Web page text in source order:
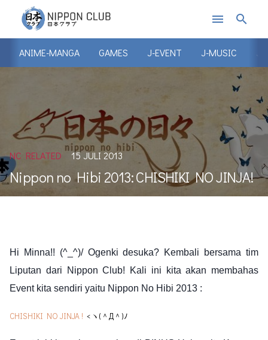
menu search
ANIME-MANGA GAMES J-EVENT J-MUSIC J-
NC RELATED 15 JULI 2013
Nippon no Hibi 2013: CHISHIKI NO JINJA!
Hi Minna!! (^_^)/ Ogenki desuka? Kembali bersama tim
Liputan dari Nippon Club!
Kali ini kita akan membahas
Event kita sendiri yaitu Nippon No Hibi 2013 :
CHISHIKI NO JINJA ! < ヽ(＾Д＾)ﾉ